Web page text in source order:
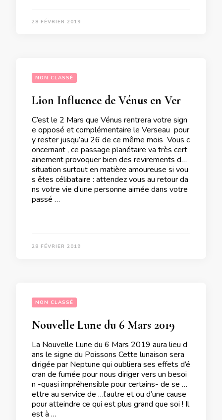
28 FÉVRIER 2019
NON CLASSÉ
C’est le 2 Mars que Vénus rentrera votre sign
e opposé et complémentaire le Verseau pour
y rester jusqu’au 26 de ce même mois Vous c
oncernant , ce passage planétaire va très cert
ainement provoquer bien des revirements de
situation surtout en matière amoureuse si vou
s êtes célibataire : attendez vous au retour da
ns votre vie d’une personne aimée dans votre
passé …
28 FÉVRIER 2019
NON CLASSÉ
Nouvelle Lune du 6 Mars 2019
La Nouvelle Lune du 6 Mars 2019 aura lieu d
ans le signe du Poissons Cette lunaison sera
dirigée par Neptune qui oubliera ses effets d’é
cran de fumée pour nous diriger vers un besoi
n -quasi impréhensible pour certains- de se m
ettre au service de …l’autre et ou d’une cause
pour atteindre ce qui est plus grand que soi ! Il
est à …